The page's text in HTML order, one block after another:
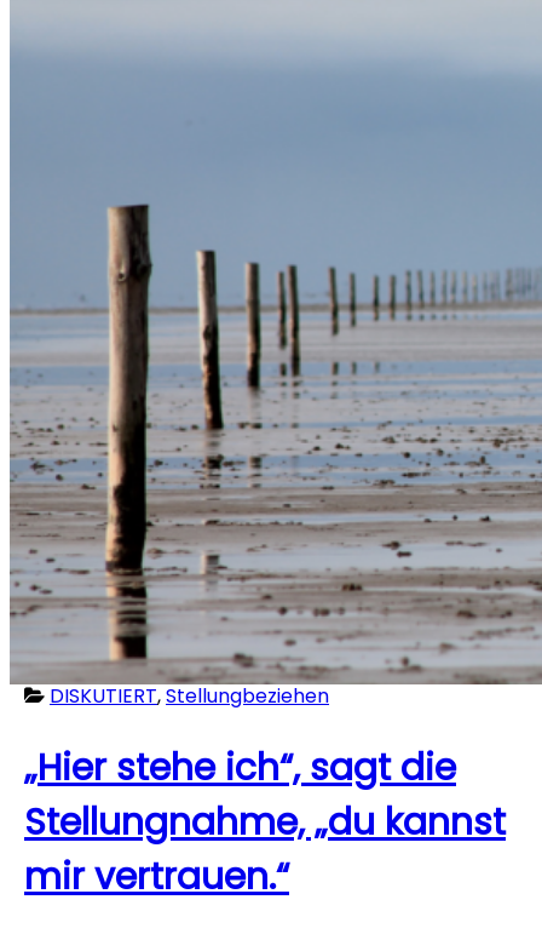
DISKUTIERT,Stellungbeziehen
„Hier stehe ich“, sagt die
Stellungnahme, „du kannst
mir vertrauen.“